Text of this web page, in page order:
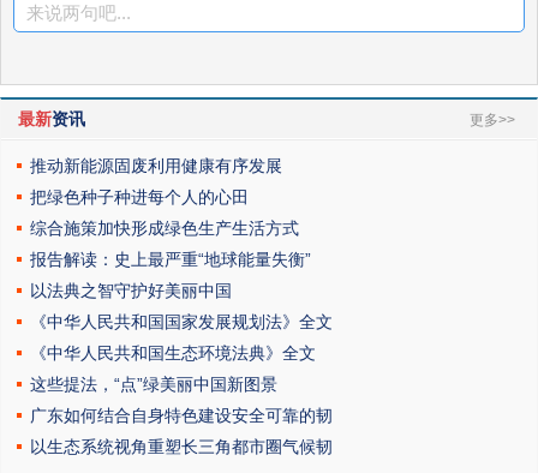
来说两句吧...
最新资讯 更多>>
推动新能源固废利用健康有序发展
把绿色种子种进每个人的心田
综合施策加快形成绿色生产生活方式
报告解读：史上最严重“地球能量失衡”
以法典之智守护好美丽中国
《中华人民共和国国家发展规划法》全文
《中华人民共和国生态环境法典》全文
这些提法，“点”绿美丽中国新图景
广东如何结合自身特色建设安全可靠的韧
以生态系统视角重塑长三角都市圈气候韧